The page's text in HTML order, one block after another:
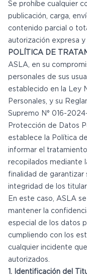
Se prohíbe cualquier
publicación, carga,
contenido parcial o
autorización expresa
POLÍTICA DE
ASLA, en su
personales de sus
establecido en la Ley
Personales, y su
Supremo N° 016-
Protección de Datos
establece la Política
informar el
recopilados mediante
finalidad de garantizar
integridad de los
En este caso, ASLA
mantener la
especial de los datos
cumpliendo con los
cualquier incidente
autorizados.
1. Identificación del